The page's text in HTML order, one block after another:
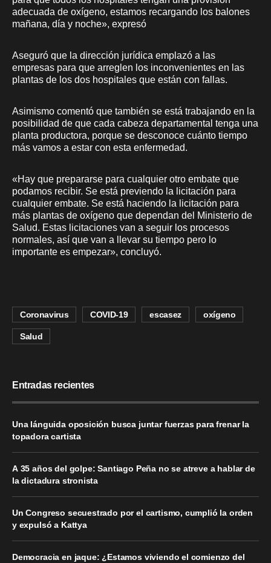
adecuada de oxígeno, estamos recargando los balones
mañana, día y noche», expresó
Aseguró que la dirección jurídica emplazó a las
empresas para que arreglen los inconvenientes en las
plantas de los dos hospitales que están con fallas.
Asimismo comentó que también se está trabajando en la
posibilidad de que cada cabeza departamental tenga una
planta productora, porque se desconoce cuánto tiempo
más vamos a estar con esta enfermedad.
«Hay que prepararse para cualquier otro embate que
podamos recibir. Se está previendo la licitación para
cualquier embate. Se está haciendo la licitación para
más plantas de oxígeno que dependan del Ministerio de
Salud. Estas licitaciones van a seguir los procesos
normales, así que van a llevar su tiempo pero lo
importante es empezar», concluyó.
Coronavirus COVID-19 escasez oxígeno
Salud
Entradas recientes
Una lánguida oposición busca juntar fuerzas para frenar la
topadora cartista
A 35 años del golpe: Santiago Peña no se atreve a hablar de
la dictadura stronista
Un Congreso secuestrado por el cartismo, cumplió la orden
y expulsó a Kattya
Democracia en jaque: ¿Estamos viviendo el comienzo del